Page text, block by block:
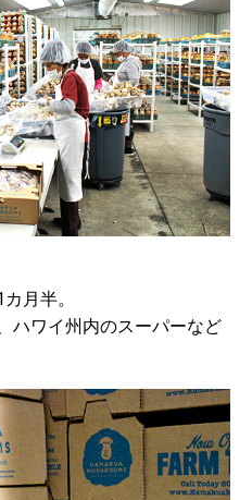
月半。
ハワイ州内のスーパーなど